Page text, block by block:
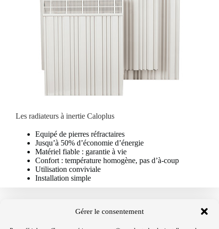
Gérer le consentement
Les radiateurs à inertie Caloplus
Equipé de pierres réfractaires
Jusqu’à 50% d’économie d’énergie
Matériel fiable : garantie à vie
Confort : température homogène, pas d’à-coup
Utilisation conviviale
Installation simple